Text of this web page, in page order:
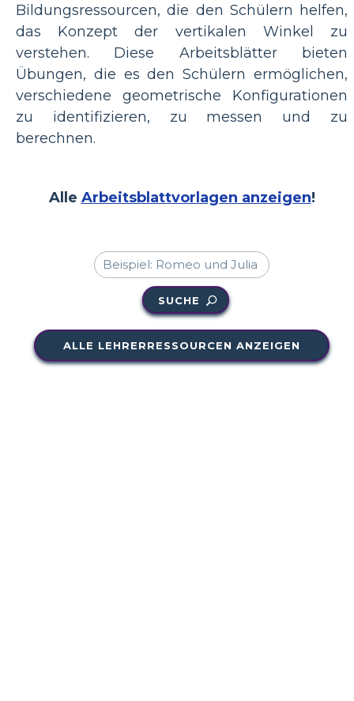
Bildungsressourcen, die den Schülern helfen,
das Konzept der vertikalen Winkel zu
verstehen. Diese Arbeitsblätter bieten
Übungen, die es den Schülern ermöglichen,
verschiedene geometrische Konfigurationen
zu identifizieren, zu messen und zu
berechnen.
Alle Arbeitsblattvorlagen anzeigen!
SUCHE
ALLE LEHRERRESSOURCEN ANZEIGEN